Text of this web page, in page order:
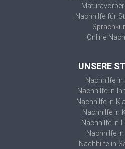
Nachhilfe für
Online
UNSERE
Nachhilfe in
Nachhilfe in
Nachhilfe in
Nachhilfe in
Nachhilfe in
Nachhilfe
Nachhilfe in